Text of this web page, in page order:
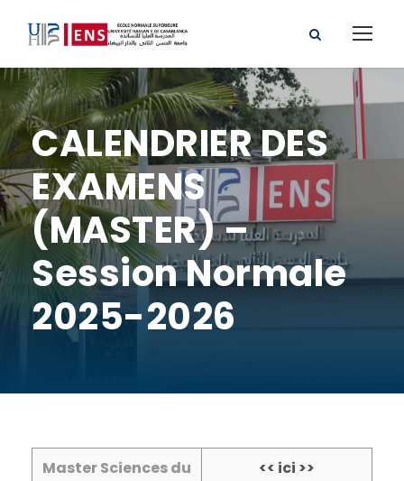
CALENDRIER DES
EXAMENS
(MASTER) –
Session Normale
2025-2026
Master Sciences du
<< ici >>